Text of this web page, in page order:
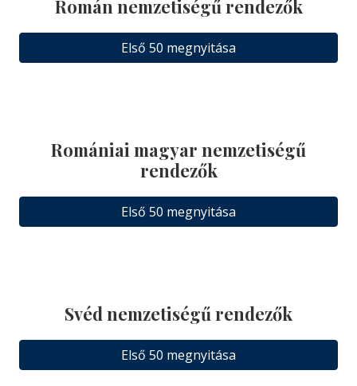
Román nemzetiségű rendezők
Első 50 megnyitása
Romániai magyar nemzetiségű
rendezők
Első 50 megnyitása
Svéd nemzetiségű rendezők
Első 50 megnyitása